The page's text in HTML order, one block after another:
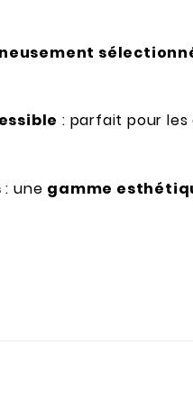
: parfait pour
: une gamme